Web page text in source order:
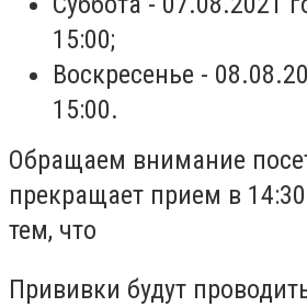
15:00;
Воскресенье -
15:00.
Обращаем внимание
прекращает прием в
тем, что
Прививки будут